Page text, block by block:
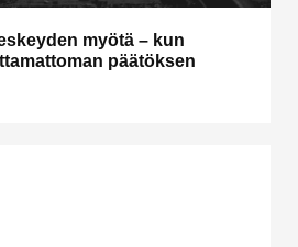
myötä – kun
päätöksen